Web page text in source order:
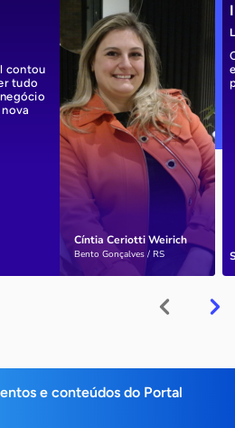
Cíntia Ceriotti Weirich
Bento Gonçalves / RS
contou
tudo
e conteúdos do Portal